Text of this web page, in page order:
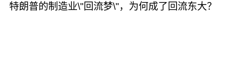
特朗普的制造业\"回流梦\"，为何成了回流东大？